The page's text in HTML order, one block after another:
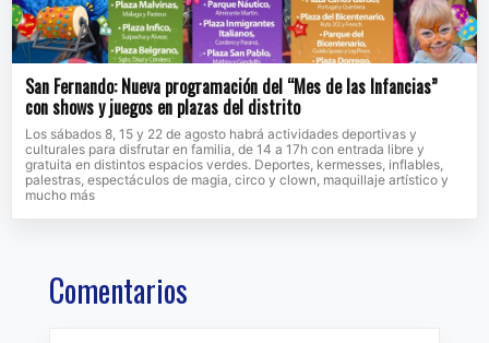
San Fernando: Nueva programación del “Mes de las Infancias”
con shows y juegos en plazas del distrito
Los sábados 8, 15 y 22 de agosto habrá actividades deportivas y
culturales para disfrutar en familia, de 14 a 17h con entrada libre y
gratuita en distintos espacios verdes. Deportes, kermesses, inflables,
palestras, espectáculos de magia, circo y clown, maquillaje artístico y
mucho más
Comentarios